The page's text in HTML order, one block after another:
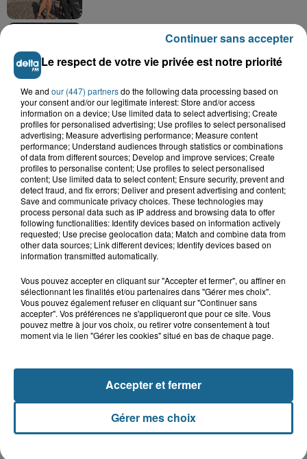
9h58
Une préparation très physique attend
les basketteurs de...
9h26
Des super-héros dans le ciel de
Grand-Fort-Philippe
8h29
Un chien sauvé d'une mort certaine
dans une voiture à...
Le respect de votre vie privée est notre priorité
We and our (447) partnersdo the following data processing based on
your consent and/or our legitimate interest: Store and/or access
information on a device; Use limited data to select advertising; Create
profiles for personalised advertising; Use profiles to select personalised
advertising; Measure advertising performance; Measure content
performance; Understand audiences through statistics or combinations
of data from different sources; Develop and improve services; Create
profiles to personalise content; Use profiles to select personalised
content; Use limited data to select content; Ensure security, prevent and
detect fraud, and fix errors; Deliver and present advertising and content;
Save and communicate privacy choices. These technologies may
process personal data such as IP address and browsing data to offer
following functionalities: Identify devices based on information actively
requested; Use precise geolocation data; Match and combine data from
other data sources; Link different devices; Identify devices based on
information transmitted automatically.
Vous pouvez accepter en cliquant sur "Accepter et fermer", ou affiner en
sélectionnant les finalités et/ou partenaires dans "Gérer mes choix".
Vous pouvez également refuser en cliquant sur "Continuer sans
accepter". Vos préférences ne s'appliqueront que pour ce site. Vous
pouvez mettre à jour vos choix, ou retirer votre consentement à tout
moment via le lien "Gérer les cookies" situé en bas de chaque page.
Gérer mes choix
Accepter et fermer
Continuer sans accepter